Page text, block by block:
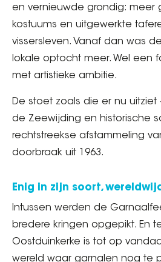
en vernieuwde grondig: meer
kostuums en uitgewerkte
vissersleven. Vanaf dan was
lokale optocht meer. Wel een
met artistieke ambitie.
De stoet zoals die er nu uitziet
de Zeewijding en historische
rechtstreekse afstammeling
doorbraak uit 1963.
Enig in zijn soort,
Intussen werden de
bredere kringen opgepikt. En
Oostduinkerke is tot op
wereld waar garnalen nog te